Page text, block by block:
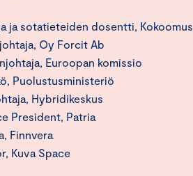
ja sotatieteiden dosentti, Kokoomus
Oy Forcit Ab
Euroopan komissio
Puolustusministeriö
Hybridikeskus
President, Patria
Finnvera
Kuva Space